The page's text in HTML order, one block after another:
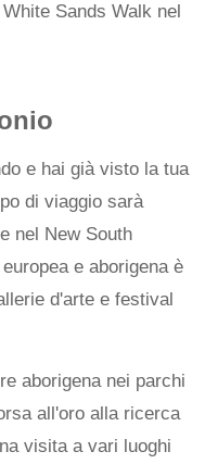
Sands Walk nel
e hai già visto la tua
di viaggio sarà
nel New South
e aborigena è
d'arte e festival
aborigena nei parchi
all'oro alla ricerca
visita a vari luoghi